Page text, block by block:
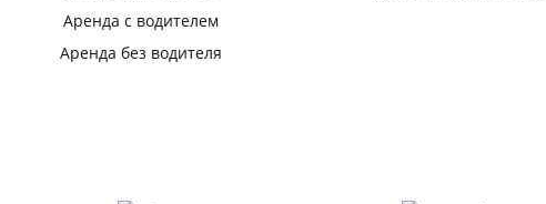
Аренда с водителем
Аренда без водителя